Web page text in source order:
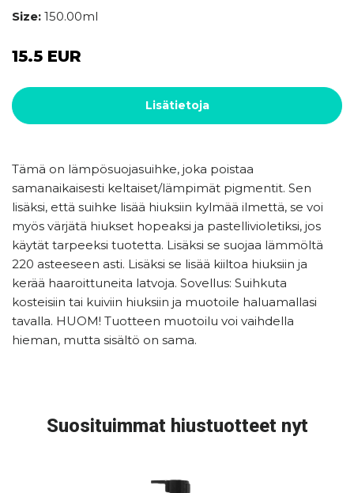
Size: 150.00ml
15.5 EUR
Lisätietoja
Tämä on lämpösuojasuihke, joka poistaa
samanaikaisesti keltaiset/lämpimät pigmentit. Sen
lisäksi, että suihke lisää hiuksiin kylmää ilmettä, se voi
myös värjätä hiukset hopeaksi ja pastellivioletiksi, jos
käytät tarpeeksi tuotetta. Lisäksi se suojaa lämmöltä
220 asteeseen asti. Lisäksi se lisää kiiltoa hiuksiin ja
kerää haaroittuneita latvoja. Sovellus: Suihkuta
kosteisiin tai kuiviin hiuksiin ja muotoile haluamallasi
tavalla. HUOM! Tuotteen muotoilu voi vaihdella
hieman, mutta sisältö on sama.
Suosituimmat hiustuotteet nyt